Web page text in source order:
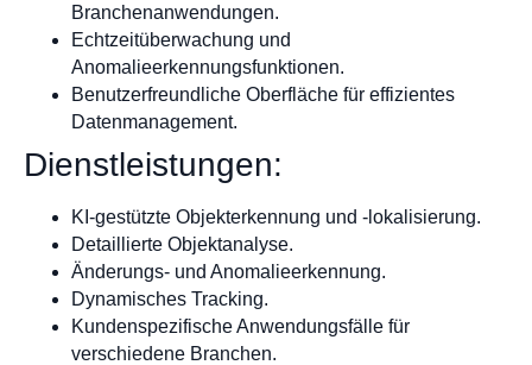
Branchenanwendungen.
Echtzeitüberwachung und
Anomalieerkennungsfunktionen.
Benutzerfreundliche Oberfläche für effizientes
Datenmanagement.
Dienstleistungen:
KI-gestützte Objekterkennung und -lokalisierung.
Detaillierte Objektanalyse.
Änderungs- und Anomalieerkennung.
Dynamisches Tracking.
Kundenspezifische Anwendungsfälle für
verschiedene Branchen.